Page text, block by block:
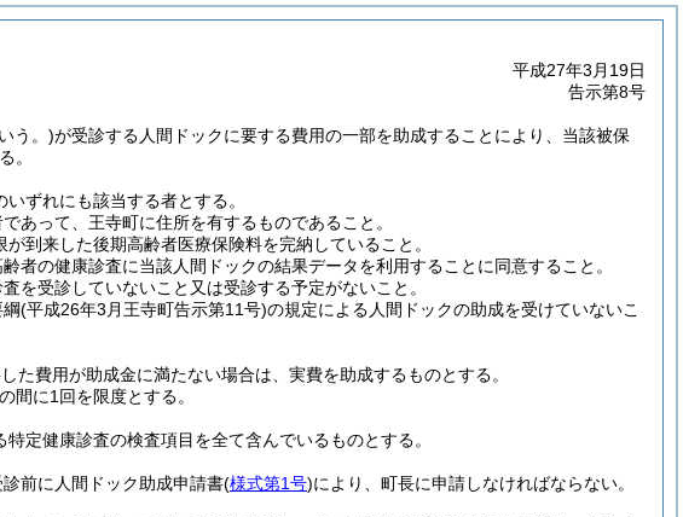
平成27年3月19日
告示第8号
う。)が受診する人間ドックに要する費用の一部を助成することにより、当該被保
。
いずれにも該当する者とする。
あって、王寺町に住所を有するものであること。
が到来した後期高齢者医療保険料を完納していること。
者の健康診査に当該人間ドックの結果データを利用することに同意すること。
を受診していないこと又は受診する予定がないこと。
(平成26年3月王寺町告示第11号)の規定による人間ドックの助成を受けていないこ
た費用が助成金に満たない場合は、実費を助成するものとする。
間に1回を限度とする。
特定健康診査の検査項目を全て含んでいるものとする。
診前に人間ドック助成申請書(様式第1号)により、町長に申請しなければならない。